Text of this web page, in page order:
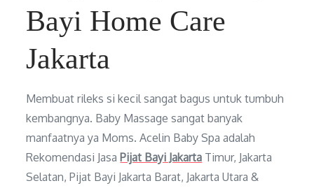
Bayi Home Care
Jakarta
Membuat rileks si kecil sangat bagus untuk tumbuh
kembangnya. Baby Massage sangat banyak
manfaatnya ya Moms. Acelin Baby Spa adalah
Rekomendasi JasaPijat Bayi Jakarta Timur, Jakarta
Selatan, Pijat Bayi Jakarta Barat, Jakarta Utara &